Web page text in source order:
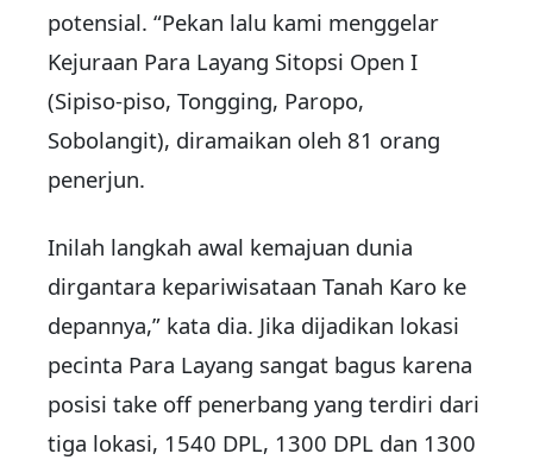
potensial. “Pekan lalu kami menggelar
Kejuraan Para Layang Sitopsi Open I
(Sipiso-piso, Tongging, Paropo,
Sobolangit), diramaikan oleh 81 orang
penerjun.
Inilah langkah awal kemajuan dunia
dirgantara kepariwisataan Tanah Karo ke
depannya,” kata dia. Jika dijadikan lokasi
pecinta Para Layang sangat bagus karena
posisi take off penerbang yang terdiri dari
tiga lokasi, 1540 DPL, 1300 DPL dan 1300